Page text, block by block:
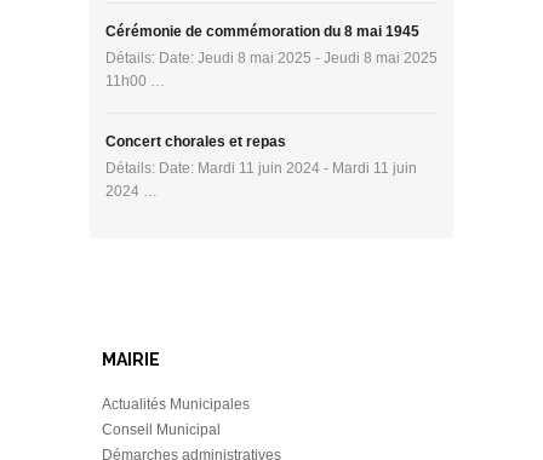
Cérémonie de commémoration du 8 mai 1945
Détails: Date: Jeudi 8 mai 2025 - Jeudi 8 mai 2025
11h00 …
Concert chorales et repas
Détails: Date: Mardi 11 juin 2024 - Mardi 11 juin
2024 …
MAIRIE
Actualités Municipales
Conseil Municipal
Démarches administratives